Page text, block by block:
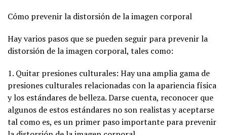
Cómo prevenir la distorsión de la imagen corporal
Hay varios pasos que se pueden seguir para prevenir la
distorsión de la imagen corporal, tales como:
1. Quitar presiones culturales: Hay una amplia gama de
presiones culturales relacionadas con la apariencia física
y los estándares de belleza. Darse cuenta, reconocer que
algunos de estos estándares no son realistas y aceptarse
tal como es, es un primer paso importante para prevenir